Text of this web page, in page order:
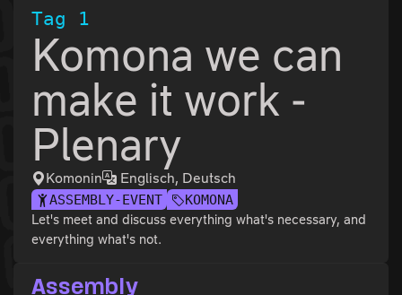
Tag 1
Komona we can
make it work -
Plenary
Komonin Englisch, Deutsch
ASSEMBLY-EVENT KOMONA
Let's meet and discuss everything what's necessary, and
everything what's not.
Assembly